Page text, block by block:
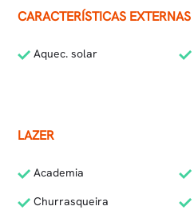
CARACTERÍSTICAS EXTERNAS
Aquec. solar
LAZER
Academia
Churrasqueira